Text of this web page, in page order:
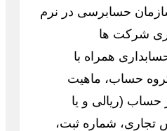
سازمان حسابرسی در نرم
شرکت ها
همراه با
گروه حساب، ماهیت
حساب (ریالی و یا
تجاری، شماره ثبت،